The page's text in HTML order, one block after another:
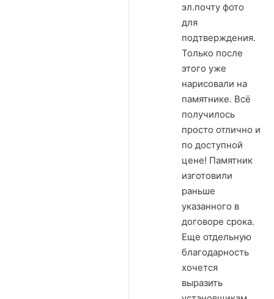
эл.почту фото
для
подтверждения.
Только после
этого уже
нарисовали на
памятнике. Всё
получилось
просто отлично и
по доступной
цене! Памятник
изготовили
раньше
указанного в
договоре срока.
Еще отдельную
благодарность
хочется
выразить